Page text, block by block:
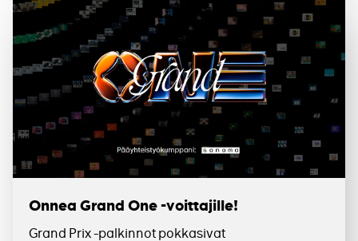
Onnea Grand One -voittajille!
Grand Prix -palkinnot pokkasivat